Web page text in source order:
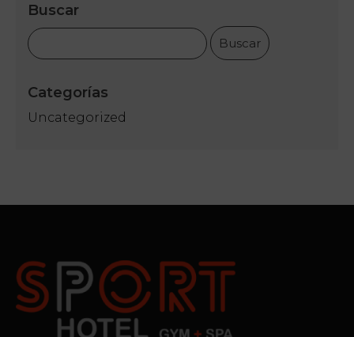
Deportiva
Reparación
Servicios
Contacto
Localización
Buscar
Categorías
Uncategorized